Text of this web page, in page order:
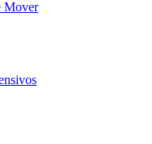
Mover